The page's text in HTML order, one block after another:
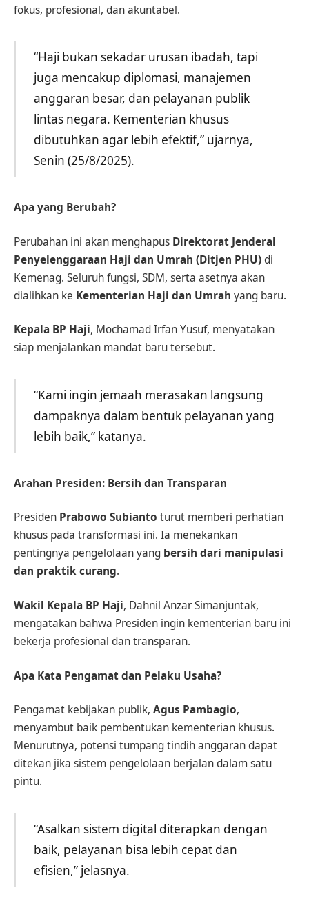
fokus, profesional, dan akuntabel.
“Haji bukan sekadar urusan ibadah, tapi
juga mencakup diplomasi, manajemen
anggaran besar, dan pelayanan publik
lintas negara. Kementerian khusus
dibutuhkan agar lebih efektif,” ujarnya,
Senin (25/8/2025).
Apa yang Berubah?
Perubahan ini akan menghapus Direktorat Jenderal
Penyelenggaraan Haji dan Umrah (Ditjen PHU)di
Kemenag. Seluruh fungsi, SDM, serta asetnya akan
dialihkan ke Kementerian Haji dan Umrah yang baru.
Kepala BP Haji, Mochamad Irfan Yusuf, menyatakan
siap menjalankan mandat baru tersebut.
“Kami ingin jemaah merasakan langsung
dampaknya dalam bentuk pelayanan yang
lebih baik,” katanya.
Arahan Presiden: Bersih dan Transparan
Presiden Prabowo Subianto turut memberi perhatian
khusus pada transformasi ini. Ia menekankan
pentingnya pengelolaan yang bersih dari manipulasi
dan praktik curang.
Wakil Kepala BP Haji, Dahnil Anzar Simanjuntak,
mengatakan bahwa Presiden ingin kementerian baru ini
bekerja profesional dan transparan.
Apa Kata Pengamat dan Pelaku Usaha?
Pengamat kebijakan publik, Agus Pambagio,
menyambut baik pembentukan kementerian khusus.
Menurutnya, potensi tumpang tindih anggaran dapat
ditekan jika sistem pengelolaan berjalan dalam satu
pintu.
“Asalkan sistem digital diterapkan dengan
baik, pelayanan bisa lebih cepat dan
efisien,” jelasnya.